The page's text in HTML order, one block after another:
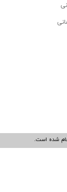
شده است.​​​​​​​